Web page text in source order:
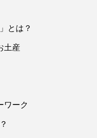
とは？
土産
ワーク